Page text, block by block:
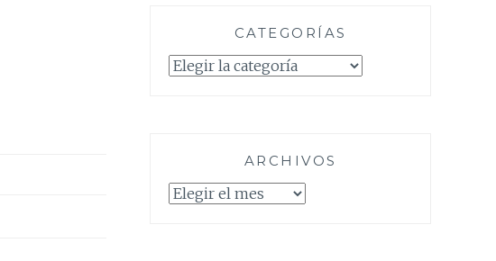
CATEGORÍAS
Categorías
ARCHIVOS
Archivos